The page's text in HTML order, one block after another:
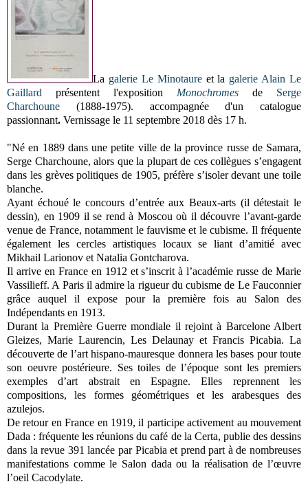
La galerie Le Minotaureet la galerie Alain Le
Gaillard
présentent l'exposition Monochromes de Serge
Charchoune (1888-1975). accompagnée d'un catalogue
passionnant. Vernissage le 11 septembre 2018 dès 17 h.
"Né en 1889 dans une petite ville de la province russe de Samara,
Serge Charchoune, alors que la plupart de ces collègues s’engagent
dans les grèves politiques de 1905, préfère s’isoler devant une toile
blanche.
Ayant échoué le concours d’entrée aux Beaux-arts (il détestait le
dessin), en 1909 il se rend à Moscou où il découvre l’avant-garde
venue de France, notamment le fauvisme et le cubisme. Il fréquente
également les cercles artistiques locaux se liant d’amitié avec
Mikhail Larionov et Natalia Gontcharova.
Il arrive en France en 1912 et s’inscrit à l’académie russe de Marie
Vassilieff. A Paris il admire la rigueur du cubisme de Le Fauconnier
grâce auquel il expose pour la première fois au Salon des
Indépendants en 1913.
Durant la Première Guerre mondiale il rejoint à Barcelone Albert
Gleizes, Marie Laurencin, Les Delaunay et Francis Picabia. La
découverte de l’art hispano-mauresque donnera les bases pour toute
son oeuvre postérieure. Ses toiles de l’époque sont les premiers
exemples d’art abstrait en Espagne. Elles reprennent les
compositions, les formes géométriques et les arabesques des
azulejos.
De retour en France en 1919, il participe activement au mouvement
Dada : fréquente les réunions du café de la Certa, publie des dessins
dans la revue 391 lancée par Picabia et prend part à de nombreuses
manifestations comme le Salon dada ou la réalisation de l’œuvre
l’oeil Cacodylate.